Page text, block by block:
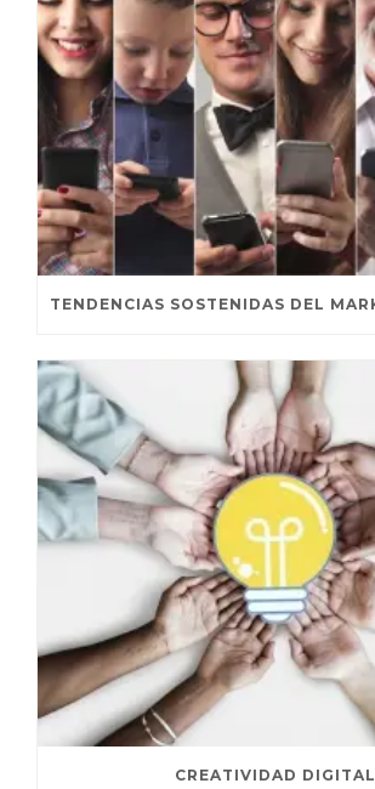
CREATIVIDAD DIGITAL